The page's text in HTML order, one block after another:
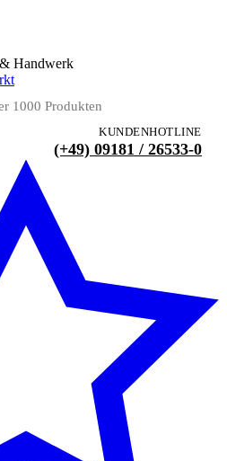
Handwerk
KUNDENHOTLINE
(+49) 09181 / 26533-0